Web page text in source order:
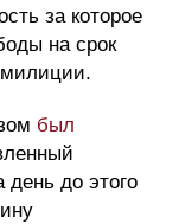
за которое
на срок
был
день до этого